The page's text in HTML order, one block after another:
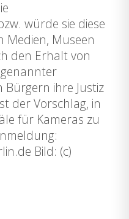
würde sie diese
Medien, Museen
den Erhalt von
Bürgern ihre Justiz
der Vorschlag, in
für Kameras zu
Bild: (c)